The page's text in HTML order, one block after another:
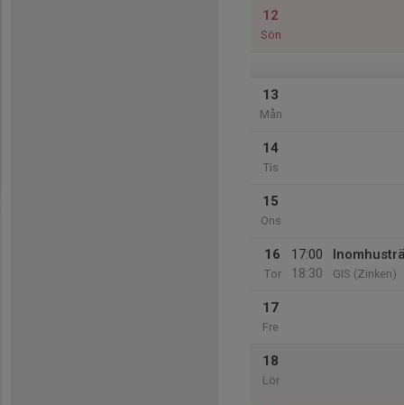
12
Sön
13
Mån
14
Tis
15
Ons
16
Tor
17:00
18:30
GIS (Zinken)
17
Fre
18
Lör